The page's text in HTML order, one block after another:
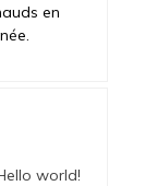
en
world!